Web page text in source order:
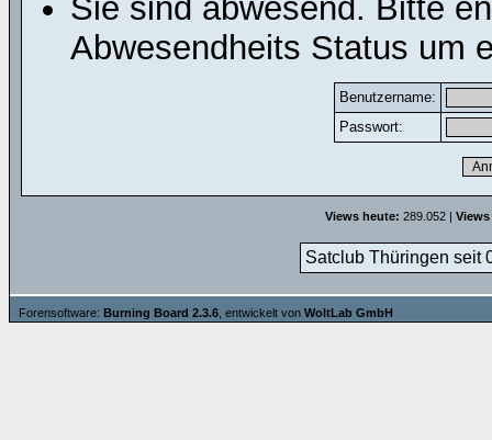
Sie sind abwesend. Bitte
Abwesendheits Status um
Benutzername:
Passwort:
Views heute: 289.052 |
Satclub Thüringen seit
Forensoftware: Burning Board 2.3.6 , entwickelt von WoltLab GmbH